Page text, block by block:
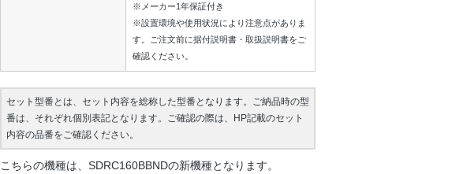
※メーカー1年保証付き
※設置環境や使用状況により注意点がありま
す。ご注文前に据付説明書・取扱説明書をご
確認ください。
セット型番とは、セット内容を総称した型番となります。ご納品時の型
番は、それぞれ個別表記となります。ご確認の際は、HP記載のセット
内容の品番をご確認ください。
こちらの機種は、SDRC160BBNDの新機種となります。